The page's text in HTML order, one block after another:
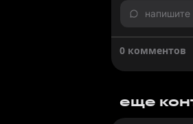
0 комментов
еще